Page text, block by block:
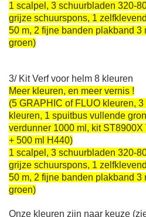
1 scalpel, 3 schuurbladen 320-
grijze schuurspons, 1
50 m, 2 fijne banden plakband 3
groen)
3/ Kit Verf voor helm 8 kleuren
Meer kleuren, en meer vernis !
(5 GRAPHIC of FLUO kleuren,
kleuren, 1 spuitbus vullende
verdunner 1000 ml, kit ST8900X
+ 500 ml H440)
1 scalpel, 3 schuurbladen 320-
grijze schuurspons, 1
50 m, 2 fijne banden plakband 3
groen)
Onze kleuren zijn naar keuze